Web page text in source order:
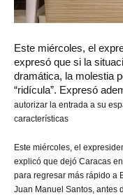
Este miércoles, el
expresó que si la
dramática, la molestia
“ridícula”. Expresó
autorizar la entrada a su
características
Este miércoles, el
explicó que dejó Caracas
para regresar más rápido a
Juan Manuel Santos, antes